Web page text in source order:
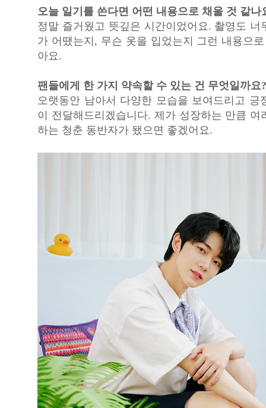
오늘 일기를 쓴다면 어떤 내용으로 채울 것 같나
정말 즐거웠고 뜻깊은 시간이었어요. 촬영도 너
가 어땠는지, 무슨 옷을 입었는지 그런 내용으
아요.
팬들에게 한 가지 약속할 수 있는 건 무엇일까요?
오랫동안 남아서 다양한 모습을 보여드리고 긍
이 전달해드리겠습니다. 제가 성장하는 만큼 여
하는 청춘 동반자가 됐으면 좋겠어요.